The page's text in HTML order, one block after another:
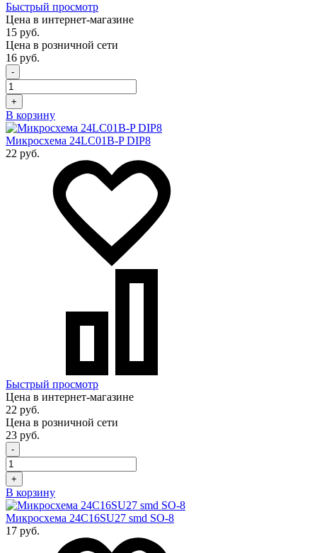
Быстрый просмотр
Цена в интернет-магазине
15 руб.
Цена в розничной сети
16 руб.
-
+
В корзину
Микросхема 24LC01B-P DIP8
22 руб.
Быстрый просмотр
Цена в интернет-магазине
22 руб.
Цена в розничной сети
23 руб.
-
+
В корзину
Микросхема 24C16SU27 smd SO-8
17 руб.